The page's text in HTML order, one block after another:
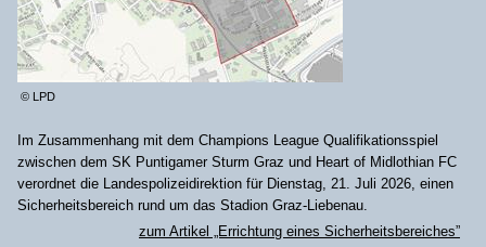
© LPD
Im Zusammenhang mit dem Champions League Qualifikationsspiel
zwischen dem SK Puntigamer Sturm Graz und Heart of Midlothian FC
verordnet die Landespolizeidirektion für Dienstag, 21. Juli 2026, einen
Sicherheitsbereich rund um das Stadion Graz-Liebenau.
zum Artikel „Errichtung eines Sicherheitsbereiches”